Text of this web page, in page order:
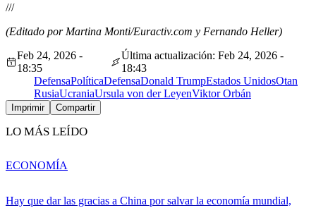
///
(Editado por Martina Monti/Euractiv.com y Fernando Heller)
Feb 24, 2026 -
18:35
Última actualización: Feb 24, 2026 -
18:43
DefensaPolíticaDefensaDonald TrumpEstados UnidosOtan
RusiaUcraniaUrsula von der LeyenViktor Orbán
Imprimir Compartir
LO MÁS LEÍDO
Hay que dar las gracias a China por salvar la economía mundial,
ECONOMÍA